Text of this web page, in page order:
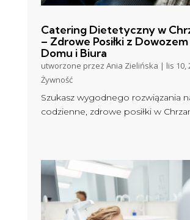
Catering Dietetyczny w
– Zdrowe Posiłki z
Domu i Biura
utworzone przezAnia Zielińska | lis 10,
Żywność
Szukasz wygodnego rozwiązania
codzienne, zdrowe posiłki w